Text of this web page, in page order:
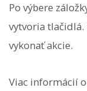
Po výbere
vytvoria
vykonať akcie.
Viac informácií